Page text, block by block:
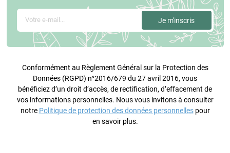
Conformément au Règlement Général sur la Protection des
Données (RGPD) n°2016/679 du 27 avril 2016, vous
bénéficiez d’un droit d’accès, de rectification, d’effacement de
vos informations personnelles. Nous vous invitons à consulter
notre Politique de protection des données personnellespour
en savoir plus.